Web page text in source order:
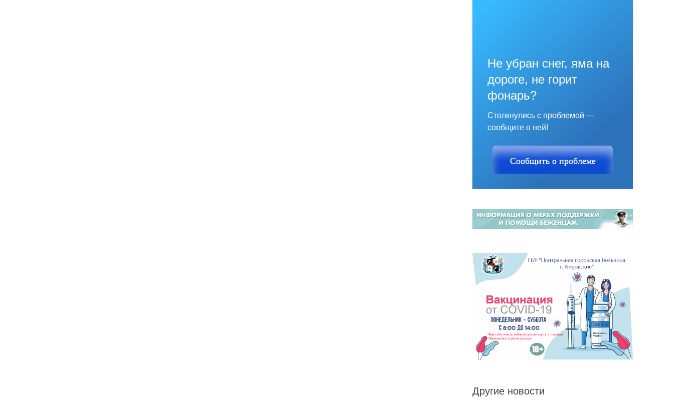
Не убран снег, яма на
дороге, не горит
фонарь?
Столкнулись с проблемой —
сообщите о ней!
Сообщить о проблеме
Другие новости